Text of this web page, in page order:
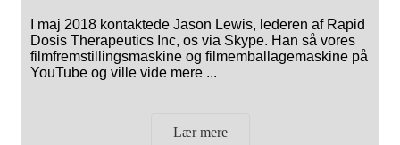
I maj 2018 kontaktede Jason Lewis, lederen af ​​Rapid
Dosis Therapeutics Inc, os via Skype. Han så vores
filmfremstillingsmaskine og filmemballagemaskine på
YouTube og ville vide mere ...
Lær mere